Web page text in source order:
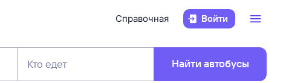
Справочная Войти
Кто едет Найти автобусы